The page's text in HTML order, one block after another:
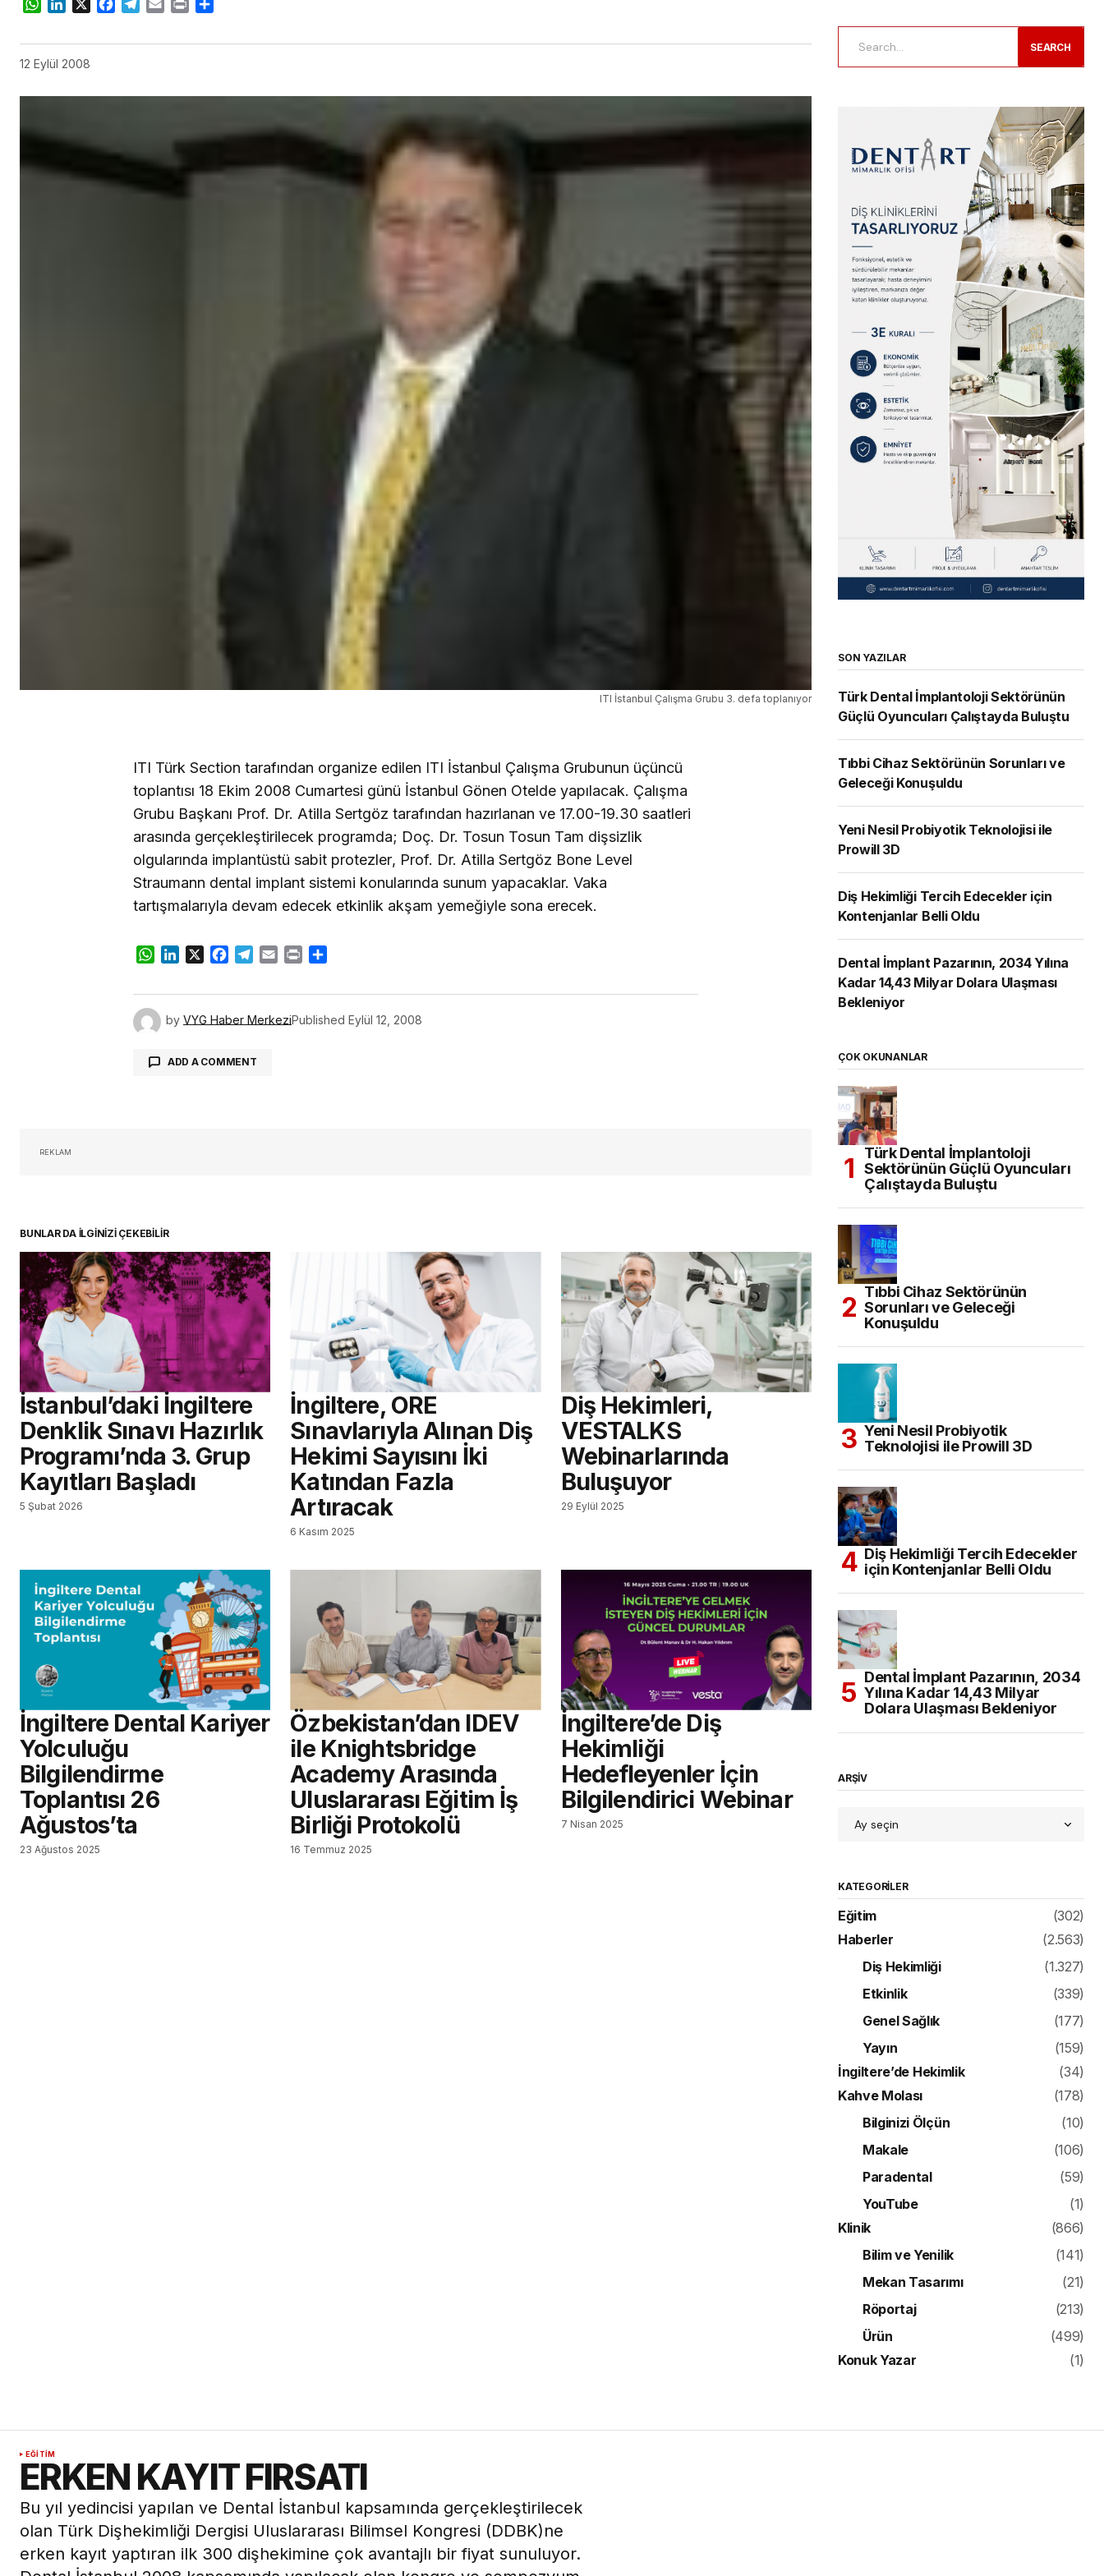
WhatsApp
LinkedIn
X Facebook
Telegram
Email Print
12 Eylül 2008
ITI İstanbul Çalışma Grubu 3. defa toplanıyor
ITI Türk Section tarafından organize edilen ITI İstanbul Çalışma Grubunun üçüncü
toplantısı 18 Ekim 2008 Cumartesi günü İstanbul Gönen Otelde yapılacak. Çalışma
Grubu Başkanı Prof. Dr. Atilla Sertgöz tarafından hazırlanan ve 17.00-19.30 saatleri
arasında gerçekleştirilecek programda; Doç. Dr. Tosun Tosun Tam dişsizlik
olgularında implantüstü sabit protezler, Prof. Dr. Atilla Sertgöz Bone Level
Straumann dental implant sistemi konularında sunum yapacaklar. Vaka
tartışmalarıyla devam edecek etkinlik akşam yemeğiyle sona erecek.
WhatsApp
LinkedIn
X Facebook
Telegram
Email Print
by VYG Haber MerkeziPublished Eylül 12, 2008
ADD A COMMENT
REKLAM
BUNLAR DA İLGİNİZİ ÇEKEBİLİR
İstanbul’daki İngiltere
Denklik Sınavı Hazırlık
Programı’nda 3. Grup
Kayıtları Başladı
5 Şubat 2026
İngiltere, ORE
Sınavlarıyla Alınan Diş
Hekimi Sayısını İki
Katından Fazla
Artıracak
6 Kasım 2025
Diş Hekimleri,
VESTALKS
Webinarlarında
Buluşuyor
29 Eylül 2025
İngiltere Dental Kariyer
Yolculuğu
Bilgilendirme
Toplantısı 26
Ağustos’ta
23 Ağustos 2025
Özbekistan’dan IDEV
ile Knightsbridge
Academy Arasında
Uluslararası Eğitim İş
Birliği Protokolü
16 Temmuz 2025
İngiltere’de Diş
Hekimliği
Hedefleyenler İçin
Bilgilendirici Webinar
7 Nisan 2025
SEARCH
SON YAZILAR
Türk Dental İmplantoloji Sektörünün
Güçlü Oyuncuları Çalıştayda Buluştu
Tıbbi Cihaz Sektörünün Sorunları ve
Geleceği Konuşuldu
Yeni Nesil Probiyotik Teknolojisi ile
Prowill 3D
Diş Hekimliği Tercih Edecekler için
Kontenjanlar Belli Oldu
Dental İmplant Pazarının, 2034 Yılına
Kadar 14,43 Milyar Dolara Ulaşması
Bekleniyor
ÇOK OKUNANLAR
Türk Dental İmplantoloji
Sektörünün Güçlü Oyuncuları
Çalıştayda Buluştu
Tıbbi Cihaz Sektörünün
Sorunları ve Geleceği
Konuşuldu
Yeni Nesil Probiyotik
Teknolojisi ile Prowill 3D
Diş Hekimliği Tercih Edecekler
için Kontenjanlar Belli Oldu
Dental İmplant Pazarının, 2034
Yılına Kadar 14,43 Milyar
Dolara Ulaşması Bekleniyor
ARŞİV
KATEGORILER
Eğitim
(302)
Haberler
(2.563)
Diş Hekimliği
(1.327)
Etkinlik
(339)
Genel Sağlık
(177)
Yayın
(159)
İngiltere’de Hekimlik
(34)
Kahve Molası
(178)
Bilginizi Ölçün
(10)
Makale
(106)
Paradental
(59)
YouTube
(1)
Klinik
(866)
Bilim ve Yenilik
(141)
Mekan Tasarımı
(21)
Röportaj
(213)
Ürün
(499)
Konuk Yazar
(1)
EĞITIM
ERKEN KAYIT FIRSATI
Bu yıl yedincisi yapılan ve Dental İstanbul kapsamında gerçekleştirilecek
olan Türk Dişhekimliği Dergisi Uluslararası Bilimsel Kongresi (DDBK)ne
erken kayıt yaptıran ilk 300 dişhekimine çok avantajlı bir fiyat sunuluyor.